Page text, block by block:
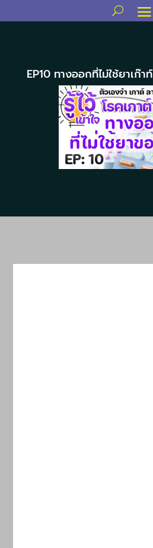
EP10 ทางออกที่ไม่ใช้ยาเก๊าท์